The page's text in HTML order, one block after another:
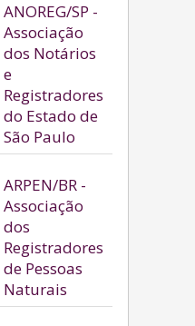
ANOREG/SP -
Associação
dos Notários
e
Registradores
do Estado de
São Paulo
ARPEN/BR -
Associação
dos
Registradores
de Pessoas
Naturais